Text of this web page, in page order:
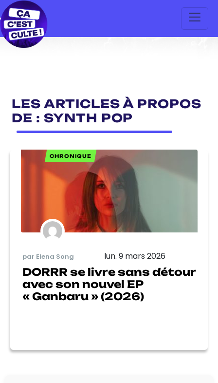
LES ARTICLES À PROPOS
DE : SYNTH POP
CHRONIQUE
par Elena Song lun. 9 mars 2026
DORRR se livre sans détour
avec son nouvel EP
« Ganbaru » (2026)